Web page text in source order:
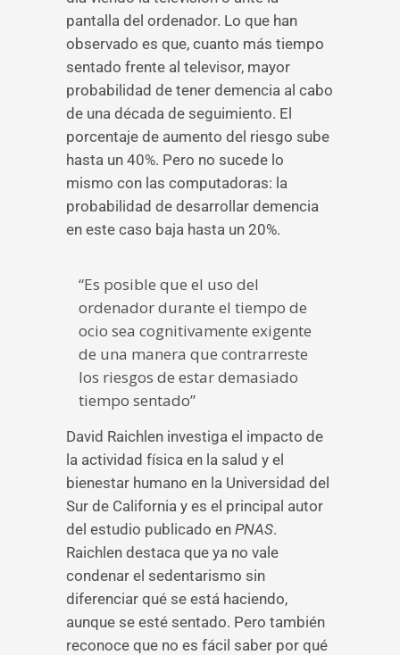
pantalla del ordenador. Lo que han
observado es que, cuanto más tiempo
sentado frente al televisor, mayor
probabilidad de tener demencia al cabo
de una década de seguimiento. El
porcentaje de aumento del riesgo sube
hasta un 40%. Pero no sucede lo
mismo con las computadoras: la
probabilidad de desarrollar demencia
en este caso baja hasta un 20%.
“Es posible que el uso del
ordenador durante el tiempo de
ocio sea cognitivamente exigente
de una manera que contrarreste
los riesgos de estar demasiado
tiempo sentado”
David Raichlen investiga el impacto de
la actividad física en la salud y el
bienestar humano en la Universidad del
Sur de California y es el principal autor
del estudio publicado en PNAS.
Raichlen destaca que ya no vale
condenar el sedentarismo sin
diferenciar qué se está haciendo,
aunque se esté sentado. Pero también
reconoce que no es fácil saber por qué